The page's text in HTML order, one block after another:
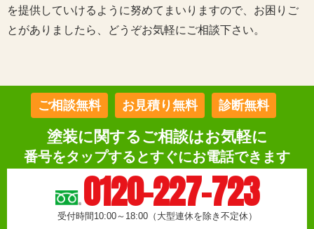
を提供していけるように努めてまいりますので、お困りご
とがありましたら、どうぞお気軽にご相談下さい。
ご相談無料 お見積り無料 診断無料
塗装に関するご相談はお気軽に
番号をタップするとすぐにお電話できます
0120-227-723
受付時間10:00～18:00（大型連休を除き不定休）